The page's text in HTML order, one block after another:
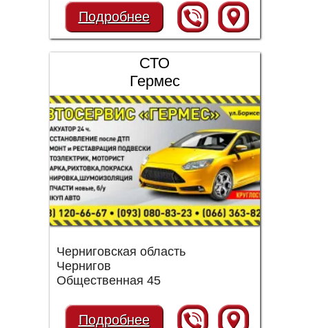
Подробнее
СТО
Гермес
Черниговская область
Чернигов
Общественная 45
Подробнее